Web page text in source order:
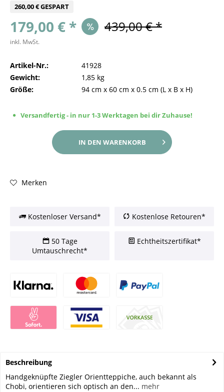
260,00 € GESPART
179,00 € * 439,00 € *
inkl. MwSt.
Artikel-Nr.:
41928
Gewicht:
1,85 kg
Größe:
94 cm x 60 cm x 0.5 cm (L x B x H)
Versandfertig - in nur 1-3 Werktagen bei dir Zuhause!
IN DEN WARENKORB
Merken
Kostenloser Versand* Kostenlose Retouren*
50 Tage
Umtauschrecht*
Echtheitszertifikat*
Beschreibung
Handgeknüpfte Ziegler Orientteppiche, auch bekannt als
Chobi, orientieren sich optisch an den... mehr